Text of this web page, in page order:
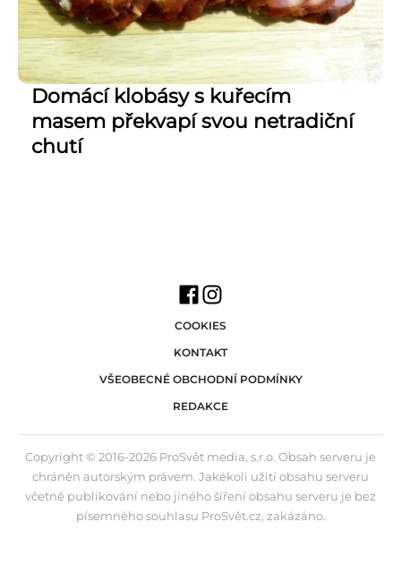
Domácí klobásy s kuřecím
masem překvapí svou netradiční
chutí
COOKIES
KONTAKT
VŠEOBECNÉ OBCHODNÍ PODMÍNKY
REDAKCE
Copyright © 2016-2026 ProSvět media, s.r.o. Obsah serveru je
chráněn autorským právem. Jakékoli užití obsahu serveru
včetně publikování nebo jiného šíření obsahu serveru je bez
písemného souhlasu ProSvět.cz, zakázáno.